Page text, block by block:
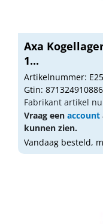
Axa
1...
Artikelnummer:
Gtin:
Fabrikant artikel
Vraag een account
kunnen zien.
Vandaag besteld,